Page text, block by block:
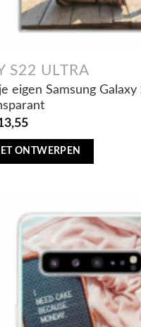
S22 ULTRA
eigen Samsung Galaxy
Huidige
is:
ONTWERPEN